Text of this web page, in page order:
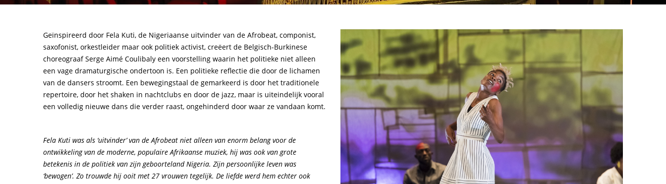
Geïnspireerd door Fela Kuti, de Nigeriaanse uitvinder van de Afrobeat, componist,
saxofonist, orkestleider maar ook politiek activist, creëert de Belgisch-Burkinese
choreograaf Serge Aimé Coulibaly een voorstelling waarin het politieke niet alleen
een vage dramaturgische ondertoon is. Een politieke reflectie die door de lichamen
van de dansers stroomt. Een bewegingstaal de gemarkeerd is door het traditionele
repertoire, door het shaken in nachtclubs en door de jazz, maar is uiteindelijk vooral
een volledig nieuwe dans die verder raast, ongehinderd door waar ze vandaan komt.
Fela Kuti was als ‘uitvinder’ van de Afrobeat niet alleen van enorm belang voor de
ontwikkeling van de moderne, populaire Afrikaanse muziek, hij was ook van grote
betekenis in de politiek van zijn geboorteland Nigeria. Zijn persoonlijke leven was
‘bewogen’. Zo trouwde hij ooit met 27 vrouwen tegelijk. De liefde werd hem echter ook